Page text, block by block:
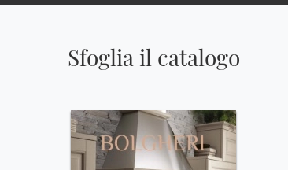
Sfoglia il catalogo